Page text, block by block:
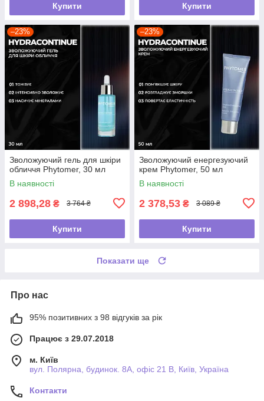
Купити Купити
–23%
Зволожуючий гель для шкіри
обличчя Phytomer, 30 мл
В наявності
2 898,28 ₴ 3 764 ₴
Купити
–23%
Зволожуючий енергезуючий
крем Phytomer, 50 мл
В наявності
2 378,53 ₴ 3 089 ₴
Купити
Показати ще
Про нас
95% позитивних з 98 відгуків за рік
Працює з 29.07.2018
м. Київ
вул. Полярна, будинок. 8А, офіс 21 В, Київ, Україна
Контакти